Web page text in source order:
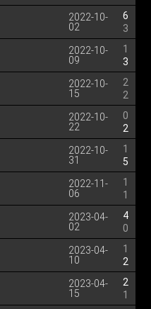
2022-10-
02
6
3
2022-10-
09
1
3
2022-10-
15
2
2
2022-10-
22
0
2
2022-10-
31
1
5
2022-11-
06
1
1
2023-04-
02
4
0
2023-04-
10
1
2
2023-04-
15
2
1